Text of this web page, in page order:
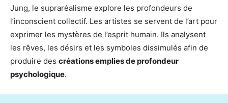
Jung, le supraréalisme explore les profondeurs de
l’inconscient collectif. Les artistes se servent de l’art pour
exprimer les mystères de l’esprit humain. Ils analysent
les rêves, les désirs et les symboles dissimulés afin de
produire des créations emplies de profondeur
psychologique.